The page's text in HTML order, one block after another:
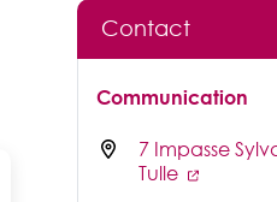
Contact
Communication
7 Impasse
Tulle